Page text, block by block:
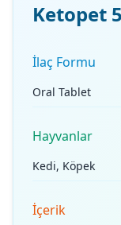
Ketopet
İlaç Formu
Oral Tablet
Hayvanlar
Kedi, Köpek
İçerik